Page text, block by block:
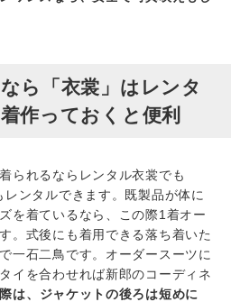
ら「衣裳」はレンタ
作っておくと便利
られるならレンタル衣裳でも
ンタルできます。既製品が体に
を着ているなら、この際1着オー
。式後にも着用できる落ち着いた
一石二鳥です。オーダースーツに
イを合わせれば新郎のコーディネ
は、ジャケットの後ろは短めに